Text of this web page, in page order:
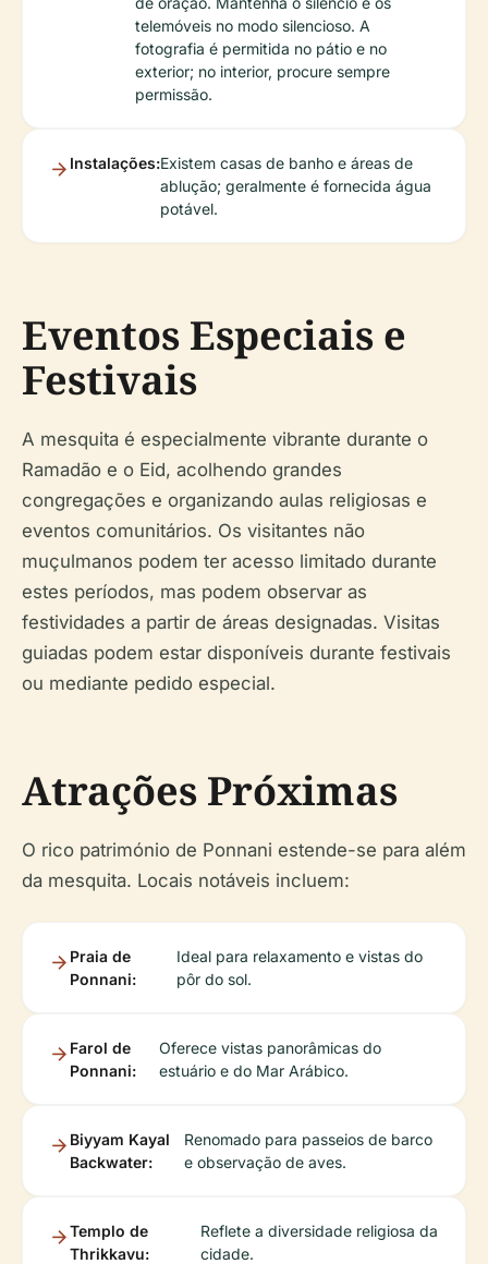
telemóveis no modo silencioso. A
fotografia é permitida no pátio e no
exterior; no interior, procure sempre
permissão.
Instalações:Existem casas de banho e áreas de
ablução; geralmente é fornecida água
potável.
Eventos Especiais e
Festivais
A mesquita é especialmente vibrante durante o
Ramadão e o Eid, acolhendo grandes
congregações e organizando aulas religiosas e
eventos comunitários. Os visitantes não
muçulmanos podem ter acesso limitado durante
estes períodos, mas podem observar as
festividades a partir de áreas designadas. Visitas
guiadas podem estar disponíveis durante festivais
ou mediante pedido especial.
Atrações Próximas
O rico património de Ponnani estende-se para além
da mesquita. Locais notáveis incluem:
Praia de
Ponnani:
Ideal para relaxamento e vistas do
pôr do sol.
Farol de
Ponnani:
Oferece vistas panorâmicas do
estuário e do Mar Arábico.
Biyyam Kayal
Backwater:
Renomado para passeios de barco
e observação de aves.
Templo de
Thrikkavu:
Reflete a diversidade religiosa da
cidade.